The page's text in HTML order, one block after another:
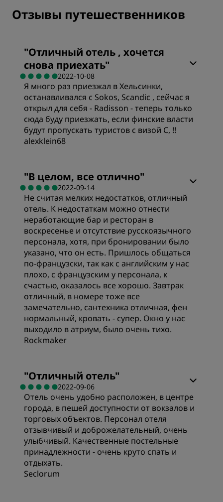
Отзывы путешественников
"Отличный отель , хочется
снова приехать"
2022-10-08
Я много раз приезжал в Хельсинки,
останавливался с Sokos, Scandic , сейчас я
открыл для себя - Radisson - теперь только
сюда буду приезжать, если финские власти
будут пропускать туристов с визой С, !!
alexklein68
Цена/качество
Качество сна
Расположение
Чистота
Обслуживание
"В целом, все отлично"
2022-09-14
Не считая мелких недостатков, отличный
отель. К недостаткам можно отнести
неработающие бар и ресторан в
воскресенье и отсутствие русскоязычного
персонала, хотя, при бронировании было
указано, что он есть. Пришлось общаться
по-французски, так как с английским у нас
плохо, с французским у персонала, к
счастью, оказалось все хорошо. Завтрак
отличный, в номере тоже все
замечательно, сантехника отличная, фен
нормальный, кровать - супер. Окно у нас
выходило в атриум, было очень тихо.
Rockmaker
Чистота
Обслуживание
"Отличный отель"
2022-09-06
Отель очень удобно расположен, в центре
города, в пешей доступности от вокзалов и
торговых объектов. Персонал отеля
отзывчивый и доброжелательный, очень
улыбчивый. Качественные постельные
принадлежности - очень круто спать и
отдыхать.
Seclorum